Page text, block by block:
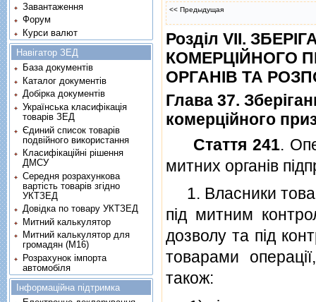
<< Предыдущая
Роздiл VII.
КОМЕРЦIЙНОГО
ОРГАНIВ ТА
Глава 37.
комерцiйного
Стаття 241.
митних органiв
1. Власники
пiд митним
дозволу та пiд
товарами
також:
Завантаження
Форум
Курси валют
Навігатор ЗЕД
База документів
Каталог документів
Добірка документів
Українська класифікація
товарів ЗЕД
Єдиний список товарів
подвійного використання
Класифікаційні рішення
ДМСУ
Середня розрахункова
вартість товарів згідно
УКТЗЕД
Довідка по товару УКТЗЕД
Митний калькулятор
Митний калькулятор для
громадян (М16)
Розрахунок імпорта
автомобіля
Інформаційна підтримка